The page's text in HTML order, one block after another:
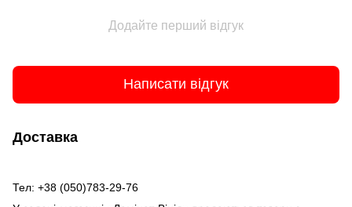
Додайте перший відгук
Написати відгук
Доставка
Тел: +38 (050)783-29-76